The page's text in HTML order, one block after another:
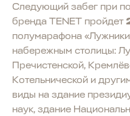
Следующий забег при
бренда TENET пройдет
полумарафона
набережным столицы:
Пречистенской,
Котельнической и
виды на здание
наук, здание